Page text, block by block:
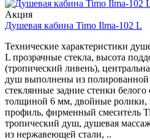
Акция
Душевая кабина Timo Ilma-102 L
Технические характеристики
L прозрачные стекла, высота
(тропический ливень),
душ выполнены из
стеклянные задние стенки
толщиной 6 мм, двойные
профиль, фирменный смеситель
тропический душ, душевая
из нержавеющей стали, ..